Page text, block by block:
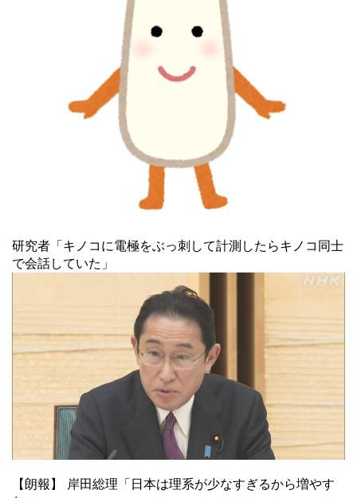
研究者「キノコに電極をぶっ刺して計測したらキノコ同士
で会話していた」
【朗報】 岸田総理「日本は理系が少なすぎるから増やす